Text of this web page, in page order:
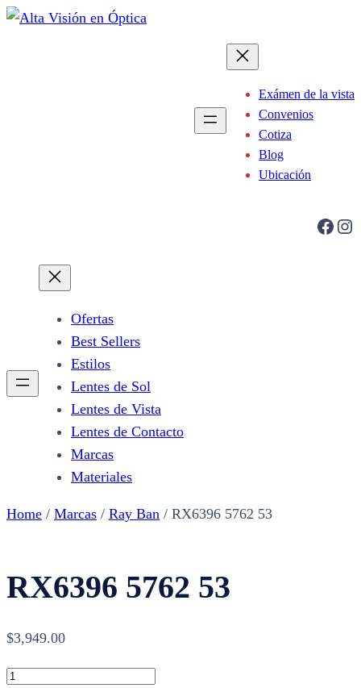
Saltar
Exámen de la vista
Convenios
Cotiza
Blog
Ubicación
Facebook Instagram
Ofertas
Best Sellers
Estilos
Lentes de Sol
Lentes de Vista
Lentes de Contacto
Marcas
Materiales
Home / Marcas / Ray Ban / RX6396 5762 53
RX6396 5762 53
$3,949.00
RX6396